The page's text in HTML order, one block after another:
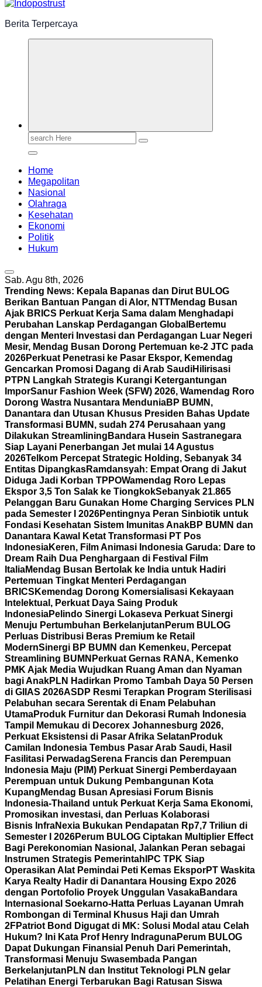
Berita Terpercaya
Search
Home
Megapolitan
Nasional
Olahraga
Kesehatan
Ekonomi
Politik
Hukum
Sab. Agu 8th, 2026
Trending News: Kepala Bapanas dan Dirut BULOG
Berikan Bantuan Pangan di Alor, NTTMendag Busan
Ajak BRICS Perkuat Kerja Sama dalam Menghadapi
Perubahan Lanskap Perdagangan Global Bertemu
dengan Menteri Investasi dan Perdagangan Luar Negeri
Mesir, Mendag Busan Dorong Pertemuan ke-2 JTC pada
2026Perkuat Penetrasi ke Pasar Ekspor, Kemendag
Gencarkan Promosi Dagang di Arab SaudiHilirisasi
PTPN Langkah Strategis Kurangi Ketergantungan
ImporSanur Fashion Week (SFW) 2026, Wamendag Roro
Dorong Wastra Nusantara MenduniaBP BUMN,
Danantara dan Utusan Khusus Presiden Bahas Update
Transformasi BUMN, sudah 274 Perusahaan yang
Dilakukan Streamlining Bandara Husein Sastranegara
Siap Layani Penerbangan Jet mulai 14 Agustus
2026Telkom Percepat Strategic Holding, Sebanyak 34
Entitas DipangkasRamdansyah: Empat Orang di Jakut
Diduga Jadi Korban TPPOWamendag Roro Lepas
Ekspor 3,5 Ton Salak ke TiongkokSebanyak 21.865
Pelanggan Baru Gunakan Home Charging Services PLN
pada Semester I 2026Pentingnya Peran Sinbiotik untuk
Fondasi Kesehatan Sistem Imunitas AnakBP BUMN dan
Danantara Kawal Ketat Transformasi PT Pos
IndonesiaKeren, Film Animasi Indonesia Garuda: Dare to
Dream Raih Dua Penghargaan di Festival Film
ItaliaMendag Busan Bertolak ke India untuk Hadiri
Pertemuan Tingkat Menteri Perdagangan
BRICS Kemendag Dorong Komersialisasi Kekayaan
Intelektual, Perkuat Daya Saing Produk
IndonesiaPelindo Sinergi Lokaseva Perkuat Sinergi
Menuju Pertumbuhan Berkelanjutan Perum BULOG
Perluas Distribusi Beras Premium ke Retail
ModernSinergi BP BUMN dan Kemenkeu, Percepat
Streamlining BUMN Perkuat Gernas RANA, Kemenko
PMK Ajak Media Wujudkan Ruang Aman dan Nyaman
bagi AnakPLN Hadirkan Promo Tambah Daya 50 Persen
di GIIAS 2026ASDP Resmi Terapkan Program Sterilisasi
Pelabuhan secara Serentak di Enam Pelabuhan
UtamaProduk Furnitur dan Dekorasi Rumah Indonesia
Tampil Memukau di Decorex Johannesburg 2026,
Perkuat Eksistensi di Pasar Afrika Selatan Produk
Camilan Indonesia Tembus Pasar Arab Saudi, Hasil
Fasilitasi PerwadagSerena Francis dan Perempuan
Indonesia Maju (PIM) Perkuat Sinergi Pemberdayaan
Perempuan untuk Dukung Pembangunan Kota
Kupang Mendag Busan Apresiasi Forum Bisnis
Indonesia-Thailand untuk Perkuat Kerja Sama Ekonomi,
Promosikan investasi, dan Perluas Kolaborasi
Bisnis InfraNexia Bukukan Pendapatan Rp7,7 Triliun di
Semester I 2026Perum BULOG Ciptakan Multiplier Effect
Bagi Perekonomian Nasional, Jalankan Peran sebagai
Instrumen Strategis Pemerintah IPC TPK Siap
Operasikan Alat Pemindai Peti Kemas EksporPT Waskita
Karya Realty Hadir di Danantara Housing Expo 2026
dengan Portofolio Proyek Unggulan VasakaBandara
Internasional Soekarno-Hatta Perluas Layanan Umrah
Rombongan di Terminal Khusus Haji dan Umrah
2FPatriot Bond Digugat di MK: Solusi Modal atau Celah
Hukum? Ini Kata Prof Henry IndragunaPerum BULOG
Dapat Dukungan Finansial Penuh Dari Pemerintah,
Transformasi Menuju Swasembada Pangan
Berkelanjutan PLN dan Institut Teknologi PLN gelar
Pelatihan Energi Terbarukan Bagi Ratusan Siswa